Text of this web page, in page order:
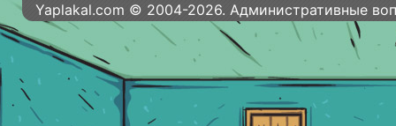
Yaplakal.com © 2004-2026. Административные